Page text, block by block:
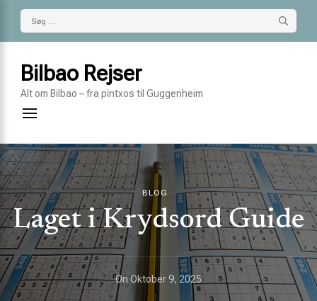
Søg
efter:
Bilbao Rejser
Alt om Bilbao – fra pintxos til Guggenheim
BLOG
Laget i Krydsord Guide
On Oktober 9, 2025